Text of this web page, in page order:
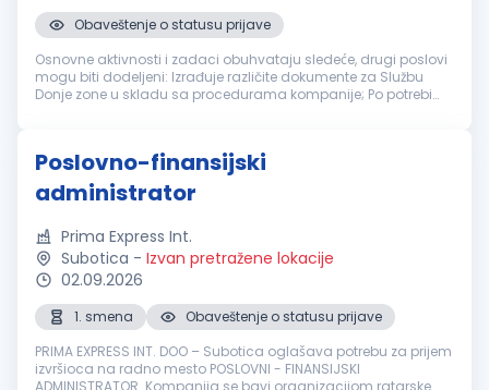
Obaveštenje o statusu prijave
Osnovne aktivnosti i zadaci obuhvataju sledeće, drugi poslovi
mogu biti dodeljeni: Izrađuje različite dokumente za Službu
Donje zone u skladu sa procedurama kompanije; Po potrebi
Poslovno-finansijski
administrator
Prima Express Int.
Subotica - Izvan pretražene lokacije
02.09.2026
1. smena
Obaveštenje o statusu prijave
PRIMA EXPRESS INT. DOO – Subotica oglašava potrebu za prijem
izvršioca na radno mesto POSLOVNI - FINANSIJSKI
ADMINISTRATOR. Kompanija se bavi organizacijom ratarske